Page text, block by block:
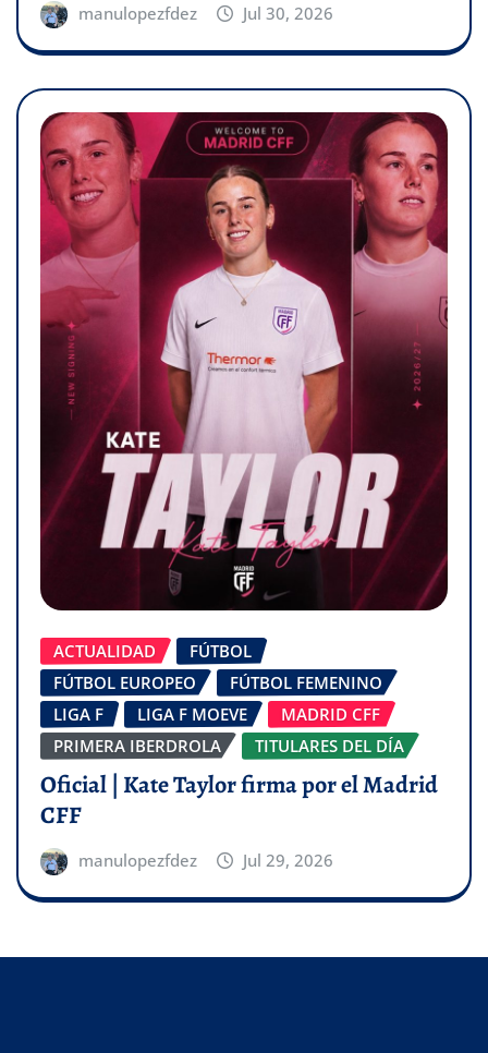
manulopezfdez Jul 30, 2026
ACTUALIDAD
FÚTBOL
FÚTBOL EUROPEO
FÚTBOL FEMENINO
LIGA F
LIGA F MOEVE
MADRID CFF
PRIMERA IBERDROLA
TITULARES DEL DÍA
Oficial | Kate Taylor firma por el Madrid
CFF
manulopezfdez Jul 29, 2026